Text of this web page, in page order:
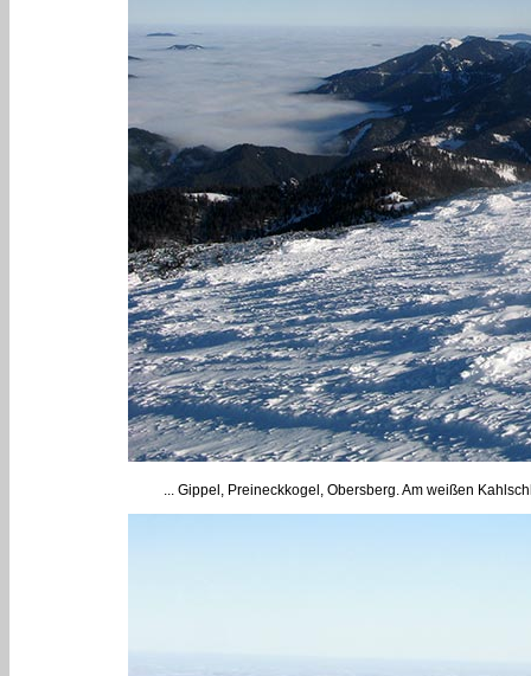
... Gippel, Preineckkogel, Obersberg. Am weißen